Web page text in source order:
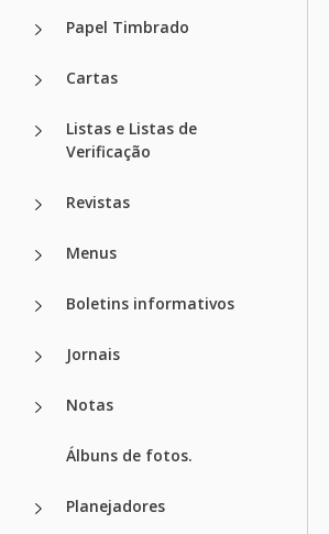
Papel Timbrado
Cartas
Listas e Listas de
Verificação
Revistas
Menus
Boletins informativos
Jornais
Notas
Álbuns de fotos.
Planejadores